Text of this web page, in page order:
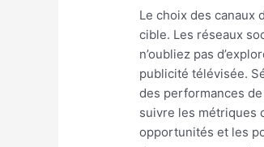
Le choix des canaux
cible. Les réseaux
n’oubliez pas
publicité télévisée.
des performances
suivre les métriques
opportunités et les